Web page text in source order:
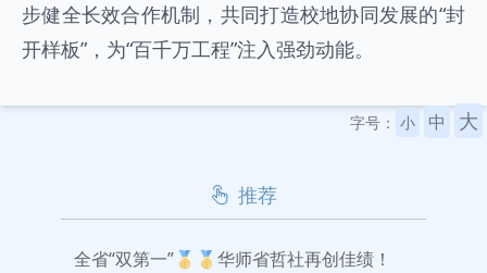
步健全长效合作机制，共同打造校地协同发展的“封
开样板”，为“百千万工程”注入强劲动能。
字号： 小 中 大
推荐
全省“双第一”🥇🥇华师省哲社再创佳绩！